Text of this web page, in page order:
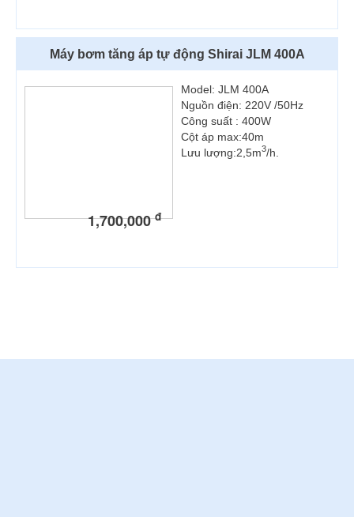
Máy bơm tăng áp tự động Shirai JLM 400A
Model: JLM 400A
Nguồn điện: 220V /50Hz
Công suất : 400W
Cột áp max:40m
Lưu lượng:2,5m3/h.
1,700,000đ